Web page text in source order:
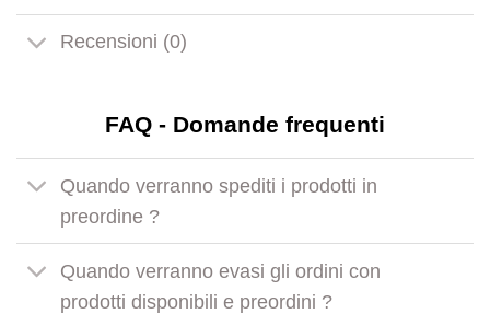
Recensioni (0)
FAQ - Domande frequenti
Quando verranno spediti i prodotti in
preordine ?
Quando verranno evasi gli ordini con
prodotti disponibili e preordini ?